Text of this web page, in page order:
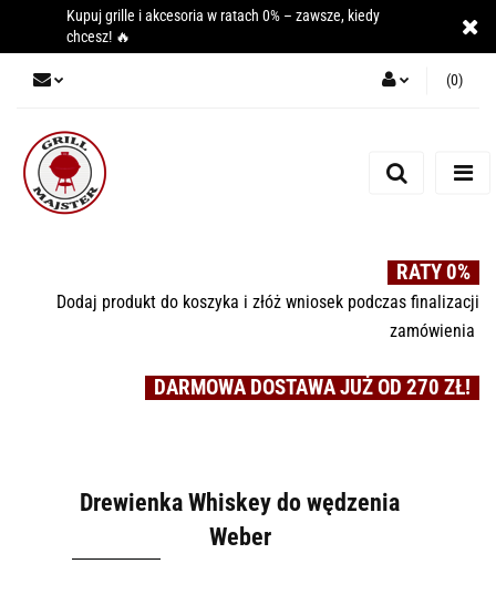
Kupuj grille i akcesoria w ratach 0% – zawsze, kiedy
chcesz! 🔥
Zarejestruj się
(0)
RATY 0%
Dodaj produkt do koszyka i złóż wniosek podczas finalizacji
zamówienia
DARMOWA DOSTAWA JUŻ OD 270 ZŁ!
Drewienka Whiskey do wędzenia
Weber